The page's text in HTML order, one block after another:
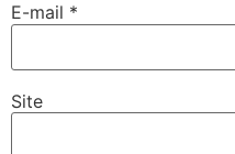
E-mail *
Site